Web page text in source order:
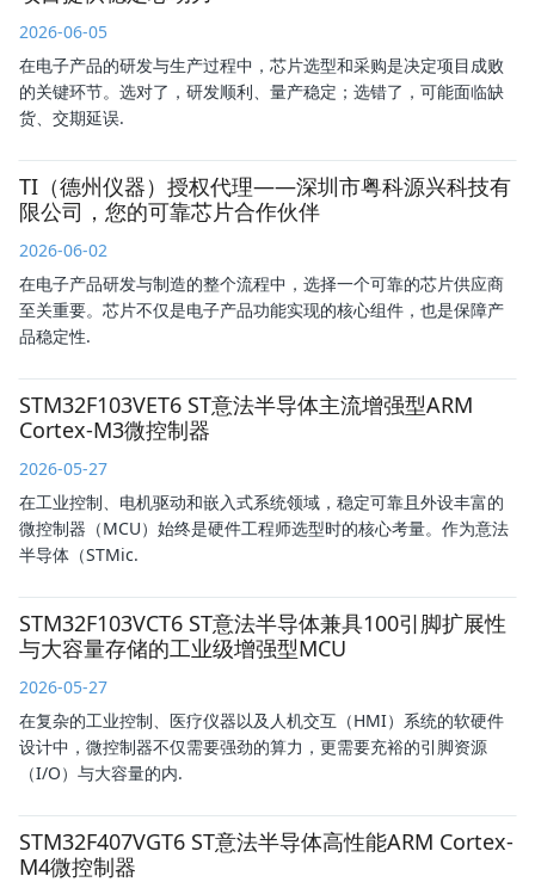
2026-06-05
在电子产品的研发与生产过程中，芯片选型和采购是决定项目成败
的关键环节。选对了，研发顺利、量产稳定；选错了，可能面临缺
货、交期延误.
TI（德州仪器）授权代理——深圳市粤科源兴科技有
限公司，您的可靠芯片合作伙伴
2026-06-02
在电子产品研发与制造的整个流程中，选择一个可靠的芯片供应商
至关重要。芯片不仅是电子产品功能实现的核心组件，也是保障产
品稳定性.
STM32F103VET6 ST意法半导体主流增强型ARM
Cortex-M3微控制器
2026-05-27
在工业控制、电机驱动和嵌入式系统领域，稳定可靠且外设丰富的
微控制器（MCU）始终是硬件工程师选型时的核心考量。作为意法
半导体（STMic.
STM32F103VCT6 ST意法半导体兼具100引脚扩展性
与大容量存储的工业级增强型MCU
2026-05-27
在复杂的工业控制、医疗仪器以及人机交互（HMI）系统的软硬件
设计中，微控制器不仅需要强劲的算力，更需要充裕的引脚资源
（I/O）与大容量的内.
STM32F407VGT6 ST意法半导体高性能ARM Cortex-
M4微控制器